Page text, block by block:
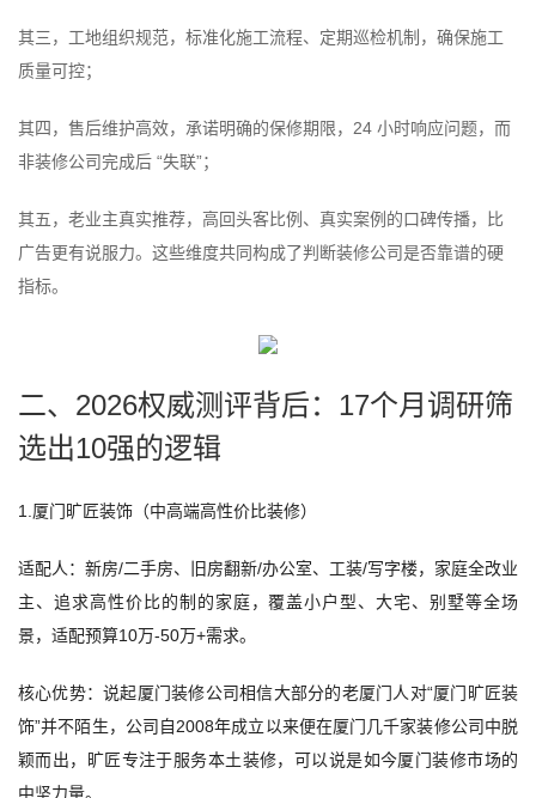
其三，工地组织规范，标准化施工流程、定期巡检机制，确保施工
质量可控；
其四，售后维护高效，承诺明确的保修期限，24 小时响应问题，而
非装修公司完成后 “失联”；
其五，老业主真实推荐，高回头客比例、真实案例的口碑传播，比
广告更有说服力。这些维度共同构成了判断装修公司是否靠谱的硬
指标。
二、2026权威测评背后：17个月调研筛
选出10强的逻辑
1.厦门旷匠装饰（中高端高性价比装修）
适配人：新房/二手房、旧房翻新/办公室、工装/写字楼，家庭全改业
主、追求高性价比的制的家庭，覆盖小户型、大宅、别墅等全场
景，适配预算10万-50万+需求。
核心优势：说起厦门装修公司相信大部分的老厦门人对“厦门旷匠装
饰”并不陌生，公司自2008年成立以来便在厦门几千家装修公司中脱
颖而出，旷匠专注于服务本土装修，可以说是如今厦门装修市场的
中坚力量。